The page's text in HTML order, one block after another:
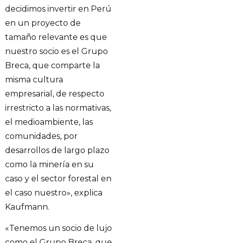
decidimos invertir en Perú
en un proyecto de
tamaño relevante es que
nuestro socio es el Grupo
Breca, que comparte la
misma cultura
empresarial, de respecto
irrestricto a las normativas,
el medioambiente, las
comunidades, por
desarrollos de largo plazo
como la minería en su
caso y el sector forestal en
el caso nuestro», explica
Kaufmann.
«Tenemos un socio de lujo